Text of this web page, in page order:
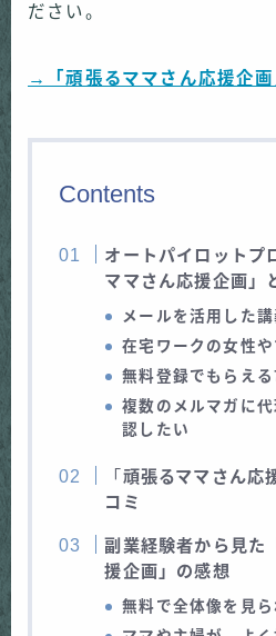
ださい。
→「頑張るママさん応援企
Contents
オートパイロットプ
ママさん応援企画」
メールを活用した
在宅ワークの女性
無料登録でもらえ
複数のメルマガに
認したい
「 頑張るママさん応
コミ
副業経験者から見た
援企画」の感想
無料で全体像を見